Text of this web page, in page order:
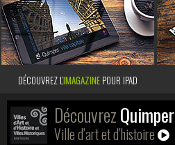
DÉCOUVREZ L’IMAGAZINE POUR IPAD
DécouvrezQuimper
Ville d’art et d’histoire